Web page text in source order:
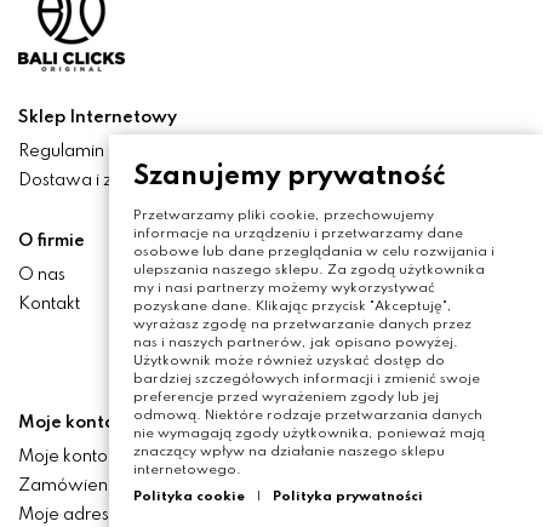
Sklep Internetowy
Regulamin
Dostawa i zwroty
O firmie
O nas
Kontakt
Moje konto
Moje konto
Zamówienia
Moje adresy
Szanujemy prywatność
Przetwarzamy pliki cookie, przechowujemy
informacje na urządzeniu i przetwarzamy dane
osobowe lub dane przeglądania w celu rozwijania i
ulepszania naszego sklepu. Za zgodą użytkownika
my i nasi partnerzy możemy wykorzystywać
pozyskane dane. Klikając przycisk "Akceptuję",
wyrażasz zgodę na przetwarzanie danych przez
nas i naszych partnerów, jak opisano powyżej.
Użytkownik może również uzyskać dostęp do
bardziej szczegółowych informacji i zmienić swoje
preferencje przed wyrażeniem zgody lub jej
odmową. Niektóre rodzaje przetwarzania danych
nie wymagają zgody użytkownika, ponieważ mają
znaczący wpływ na działanie naszego sklepu
internetowego.
Polityka cookie
Polityka prywatności